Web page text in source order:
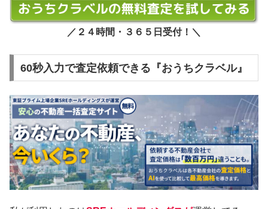
／２４時間・３６５日受付！＼
60秒入力で査定依頼できる『おうちクラベル』